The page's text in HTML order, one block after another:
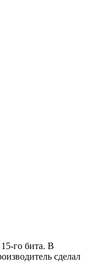
го бита. В
сделал